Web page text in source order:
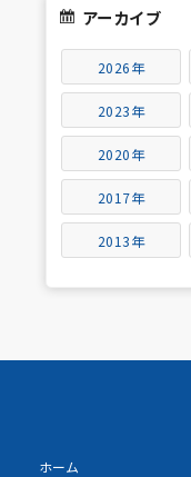
アーカイブ
2026年
2023年
2020年
2017年
2013年
ホーム